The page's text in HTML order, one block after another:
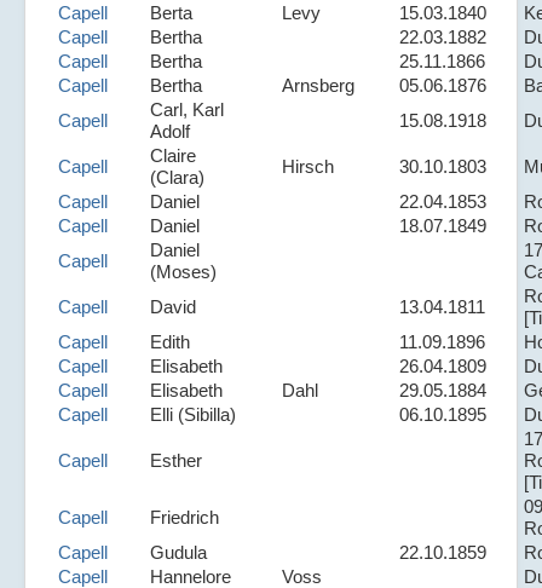
Capell
Berta Levy 15.03.1840
Capell
Bertha 22.03.1882
Capell
Bertha 25.11.1866
Capell
Bertha Arnsberg 05.06.1876
Capell
Carl, Karl
Adolf
15.08.1918
Capell
Claire
(Clara)
Hirsch 30.10.1803
Capell
Daniel 22.04.1853
Capell
Daniel 18.07.1849
Capell
Daniel
(Moses)
Capell
David 13.04.1811
Capell
Edith 11.09.1896
Capell
Elisabeth 26.04.1809
Capell
Elisabeth Dahl 29.05.1884
Capell
Elli (Sibilla) 06.10.1895
Capell Esther
Capell
Friedrich
Capell
Gudula 22.10.1859
Capell
Hannelore Voss